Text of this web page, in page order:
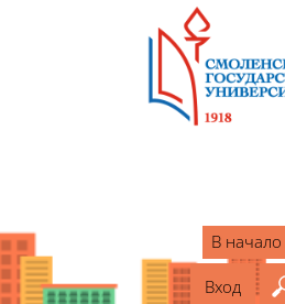
Перейти к основному содержанию
В начало
Вход